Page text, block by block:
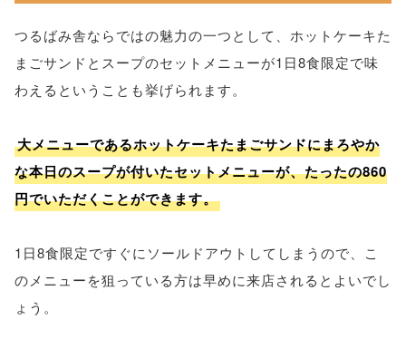
つるばみ舎ならではの魅力の一つとして、ホットケーキた
まごサンドとスープのセットメニューが1日8食限定で味
わえるということも挙げられます。
大メニューであるホットケーキたまごサンドにまろやか
な本日のスープが付いたセットメニューが、たったの860
円でいただくことができます。
1日8食限定ですぐにソールドアウトしてしまうので、こ
のメニューを狙っている方は早めに来店されるとよいでし
ょう。